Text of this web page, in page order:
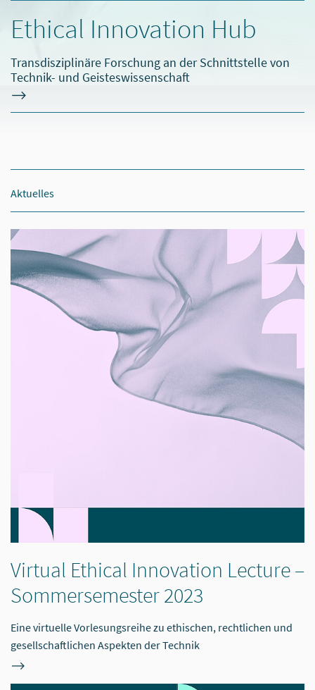
Ethical Innovation Hub
Transdisziplinäre Forschung an der Schnittstelle von
Technik- und Geisteswissenschaft
Aktuelles
Virtual Ethical Innovation Lecture –
Sommersemester 2023
Eine virtuelle Vorlesungsreihe zu ethischen, rechtlichen und
gesellschaftlichen Aspekten der Technik